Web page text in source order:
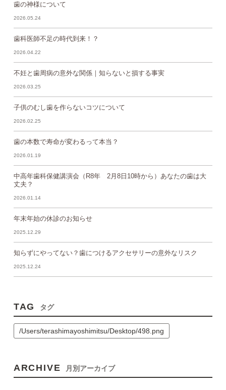
歯の神様について
2026.05.24
歯科医師不足の時代到来！？
2026.04.22
不妊と歯周病の意外な関係｜知らないと損する事実
2026.03.25
子供のむし歯を作らないコツについて
2026.02.25
歯の本数で寿命が変わるって本当？
2026.01.19
中高年歯科保健講演会（R8年 2月8日10時から）あなたの歯は大
丈夫？
2026.01.14
年末年始の休診のお知らせ
2025.12.29
知らずにやってない？歯につけるアクセサリーの意外なリスク
2025.12.24
TAG タグ
/Users/terashimayoshimitsu/Desktop/498.png
ARCHIVE 月別アーカイブ